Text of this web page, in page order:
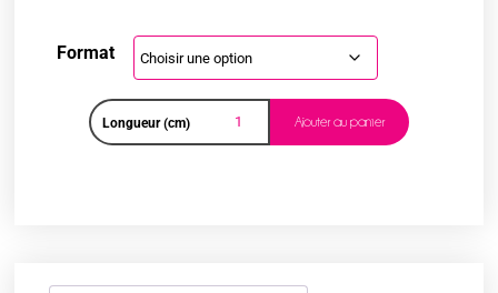
Format
Longueur (cm) Ajouter au panier